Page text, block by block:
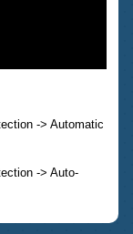
-> Automatic
-> Auto-